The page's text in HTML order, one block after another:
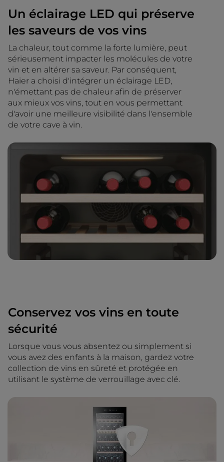
Un éclairage LED qui préserve
les saveurs de vos vins
La chaleur, tout comme la forte lumière, peut
sérieusement impacter les molécules de votre
vin et en altérer sa saveur. Par conséquent,
Haier a choisi d'intégrer un éclairage LED,
n'émettant pas de chaleur afin de préserver
aux mieux vos vins, tout en vous permettant
d'avoir une meilleure visibilité dans l'ensemble
de votre cave à vin.
Conservez vos vins en toute
sécurité
Lorsque vous vous absentez ou simplement si
vous avez des enfants à la maison, gardez votre
collection de vins en sûreté et protégée en
utilisant le système de verrouillage avec clé.